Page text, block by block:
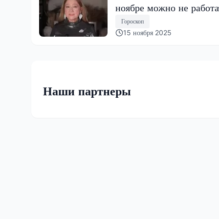
ноябре можно не
Гороскоп
15 ноября 2025
Наши партнеры